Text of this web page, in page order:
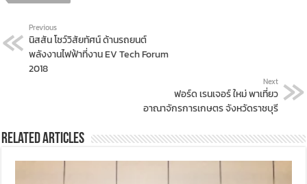
Previous
นิสสัน โชว์วิสัยทัศน์ ด้านรถยนต์
พลังงานไฟฟ้าที่งาน EV Tech Forum
2018
Next
ฟอร์ด เรนเจอร์ ใหม่ พาเที่ยว
อาณาจักรการเกษตร จังหวัดราชบุรี
Related Articles